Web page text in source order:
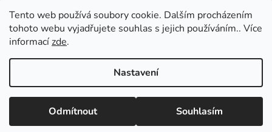
Tento web používá soubory cookie. Dalším procházením
tohoto webu vyjadřujete souhlas s jejich používáním.. Více
informacízde.
Nastavení
Odmítnout Souhlasím
Podmínky ochrany osobních údajů
Kontakty
Vytvořil Shoptet
Copyright 2026
. Všechna práva
vyhrazena.